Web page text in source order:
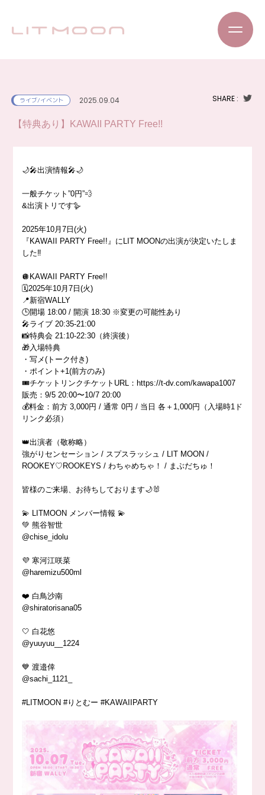
ライブ/イベント 2025.09.04 SHARE :
【特典あり】KAWAII PARTY Free!!
🌙🎤出演情報🎤🌙
一般チケット”0円”💨
&出演トリです🪿
2025年10月7日(火)
『KAWAII PARTY Free!!』にLIT MOONの出演が決定いたしま
した‼️
🪩KAWAII PARTY Free!!
🗓️2025年10月7日(火)
📍新宿WALLY
🕒開場 18:00 / 開演 18:30 ※変更の可能性あり
🎤ライブ 20:35-21:00
📸特典会 21:10-22:30（終演後）
🎁入場特典
・写メ(トーク付き)
・ポイント+1(前方のみ)
🎟️チケットリンクチケットURL：https://t-dv.com/kawapa1007
販売：9/5 20:00〜10/7 20:00
💰料金：前方 3,000円 / 通常 0円 / 当日 各＋1,000円（入場時1ド
リンク必須）
👑出演者（敬称略）
強がりセンセーション / スプスラッシュ / LIT MOON /
ROOKEY♡ROOKEYS / わちゃめちゃ！ / まぶだちゅ！
皆様のご来場、お待ちしております🌙🐰
💫 LITMOON メンバー情報 💫
💚 熊谷智世
@chise_idolu
💜 寒河江咲菜
@haremizu500ml
❤️ 白鳥沙南
@shiratorisana05
🤍 白花悠
@yuuyuu__1224
💙 渡邉倖
@sachi_1121_
#LITMOON #りとむー #KAWAIIPARTY